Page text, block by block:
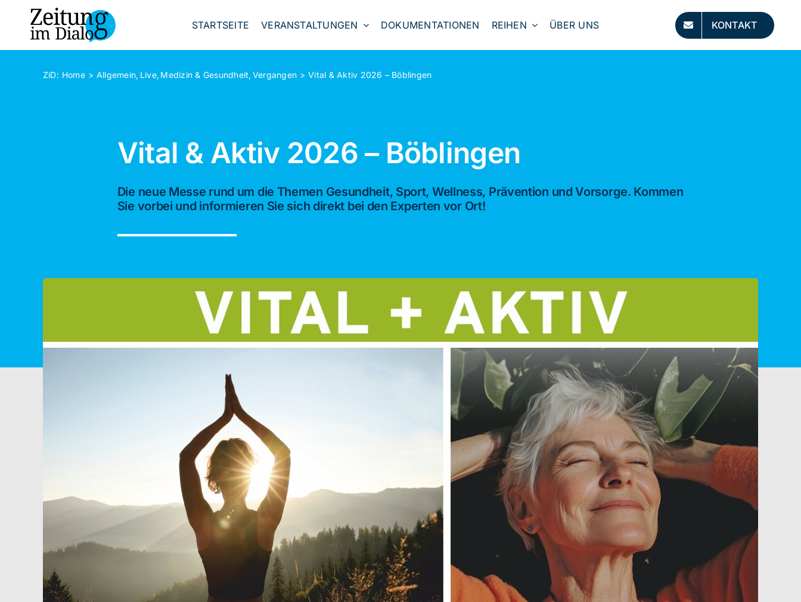
content
STARTSEITE VERANSTALTUNGEN DOKUMENTATIONEN REIHEN ÜBER UNS KONTAKT
ZiD: Home Allgemein Live Medizin & Gesundheit Vergangen Vital & Aktiv 2026 – Böblingen
Vital & Aktiv 2026 – Böblingen
Die neue Messe rund um die Themen Gesundheit, Sport, Wellness, Prävention und Vorsorge. Kommen
Sie vorbei und informieren Sie sich direkt bei den Experten vor Ort!